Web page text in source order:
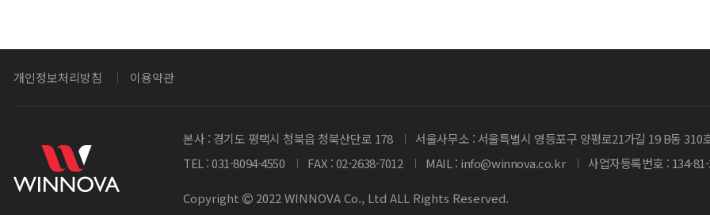
개인정보처리방침 이용약관
본사 : 경기도 평택시 청북읍 청북산단로 178
서울사무소 : 서울특별시 영등포구 양평로21가길 19 B동 310
TEL : 031-8094-4550
FAX : 02-2638-7012 MAIL : info@winnova.co.kr 사업자등록번호 : 134-
Copyright 2022 WINNOVA Co., Ltd ALL Rights Reserved.